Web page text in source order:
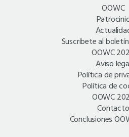
OOWC
Suscríbete al
OOWC
Aviso
Política de
Política de
OOWC
Contacto
Conclusiones